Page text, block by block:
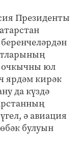
Президенты
очкычны юл
ярдәм кирәк
да күздә
ә авиация
булуын